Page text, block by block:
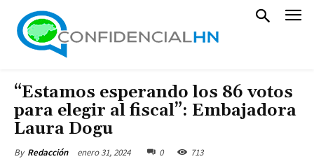
“Estamos esperando los 86 votos
para elegir al fiscal”: Embajadora
Laura Dogu
By Redacción enero 31, 2024 0 713